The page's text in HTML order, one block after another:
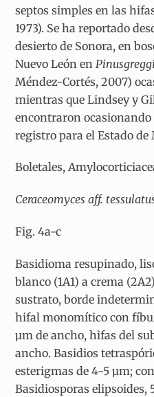
septos simples en las
1973). Se ha reportado
desierto de Sonora, en
Nuevo León en Pinus
Méndez-Cortés, 2007)
mientras que Lindsey y
encontraron
registro para el Estado de
Boletales,
Ceraceomyces aff.
Fig. 4a-c
Basidioma resupinado,
blanco (1A1) a crema
sustrato, borde
hifal monomítico con
µm de ancho, hifas del
ancho. Basidios
esterigmas de 4-5 µm;
Basidiosporas elipsoides,